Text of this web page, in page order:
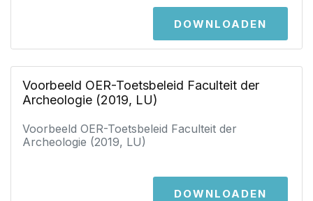
DOWNLOADEN
Voorbeeld OER-Toetsbeleid Faculteit der
Archeologie (2019, LU)
Voorbeeld OER-Toetsbeleid Faculteit der
Archeologie (2019, LU)
DOWNLOADEN